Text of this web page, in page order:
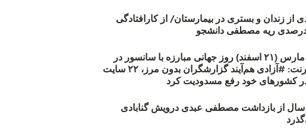
از زندان و بستری در بیمارستان/ از کارافتادگی
۱۲ مارس (۲۱ اسفند) روز جهانی مبارزه با سانسور در
اینترنت: #آزادی هم‌آیند گزارشگران‌ بدون مرز، ۲۲ سایت
کشورهای خود رفع مسدودیت کرد
از بازداشت مصطفی عبدی درویش گنابادی